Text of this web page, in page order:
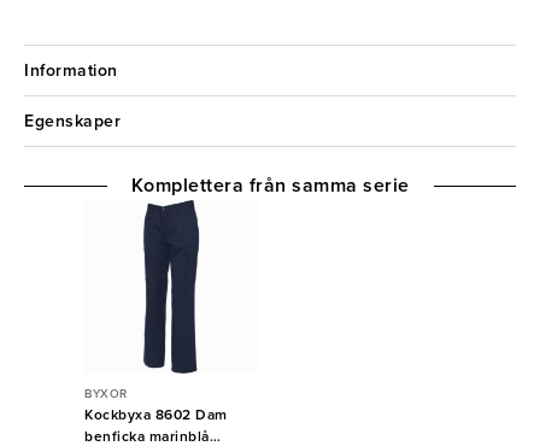
Information
Egenskaper
BYXOR
Kockbyxa 8602 Dam
benficka marinblå
Komplettera från samma serie